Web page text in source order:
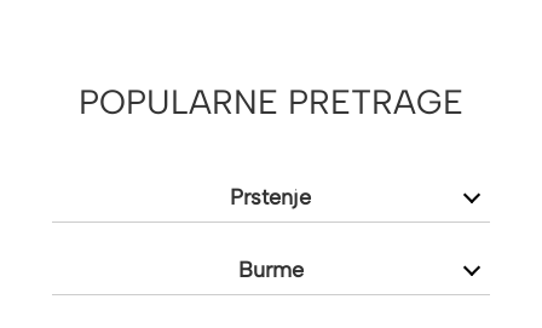
POPULARNE PRETRAGE
Prstenje
Burme